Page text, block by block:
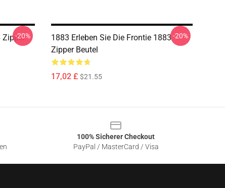
Zipper
-20%
1883 Erleben Sie Die Frontie 1883
Zipper Beutel
17,02 £ $21.55
-20%
100% Sicherer Checkout
PayPal / MasterCard / Visa